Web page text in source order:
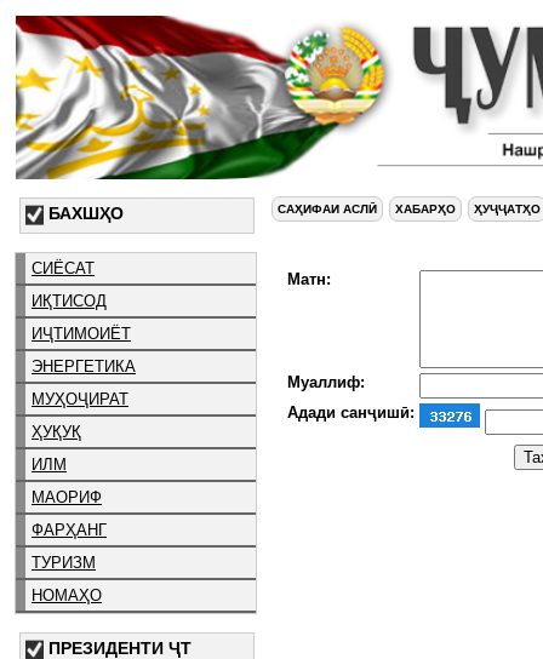
БАХШҲО
СИЁСАТ
ИҚТИСОД
ИҶТИМОИЁТ
ЭНЕРГЕТИКА
МУҲОҶИРАТ
ҲУҚУҚ
ИЛМ
МАОРИФ
ФАРҲАНГ
ТУРИЗМ
НОМАҲО
ПРЕЗИДЕНТИ ҶТ
САҲИФАИ АСЛӢ ХАБАРҲО ҲУҶҶАТҲО
Матн:
Муаллиф:
Адади санҷишӣ: